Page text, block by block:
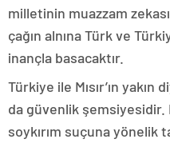
milletinin muazzam
çağın alnına Türk ve
inançla basacaktır.
Türkiye ile Mısır’ın
da güvenlik şemsiyesidir.
soykırım suçuna yönelik